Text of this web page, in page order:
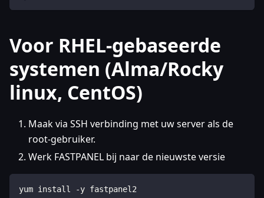
Voor RHEL-gebaseerde
systemen (Alma/Rocky
linux, CentOS)
Maak via SSH verbinding met uw server als de
root-gebruiker.
Werk FASTPANEL bij naar de nieuwste versie
yum install -y fastpanel2